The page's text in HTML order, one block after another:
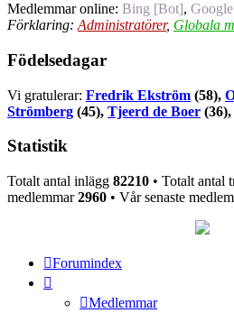
Medlemmar online: Bing [Bot],
Förklaring: Administratörer, Globala
Födelsedagar
Vi gratulerar: Fredrik Ekström (58),
Strömberg (45), Tjeerd de Boer (36),
Statistik
Totalt antal inlägg 82210 • Totalt antal
medlemmar2960 • Vår senaste medlem
Forumindex
Medlemmar